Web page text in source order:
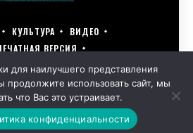
КУЛЬТУРА
ВИДЕО
ВЕРСИЯ
СВОЕГО ГОРОДА 15–17 МАРТА
ЗАЩИЩЕНЫ | РАЗРАБОТАНО KARTOEV.RU
ПЕРСОНАЛЬНЫХ ДАННЫХ
для наилучшего представления
продолжите использовать сайт, мы
что Вас это устраивает.
конфиденциальности